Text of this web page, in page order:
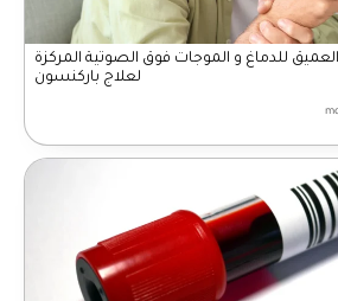
العميق للدماغ و الموجات فوق الصوتية المركزة
لعلاج باركنسون